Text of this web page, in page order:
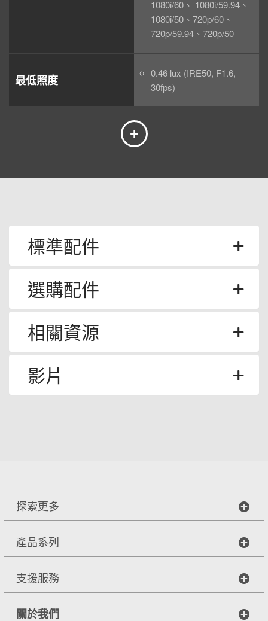
1080i/60、 1080i/59.94、
1080i/50、720p/60、
720p/59.94、720p/50
最低照度
0.46 lux (IRE50, F1.6,
30fps)
標準配件
選購配件
相關資源
影片
探索更多
產品系列
支援服務
關於我們